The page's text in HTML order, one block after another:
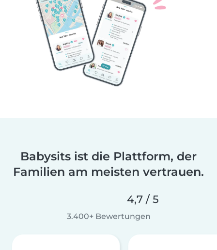
Babysits ist die Plattform, der
Familien am meisten vertrauen.
4,7 / 5
3.400+ Bewertungen